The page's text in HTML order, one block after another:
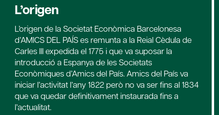
L’origen
L’origen de la Societat Econòmica Barcelonesa
d’AMICS DEL PAÍS es remunta a la Reial Cèdula de
Carles III expedida el 1775 i que va suposar la
introducció a Espanya de les Societats
Econòmiques d’Amics del País. Amics del País va
iniciar l’activitat l’any 1822 però no va ser fins al 1834
que va quedar definitivament instaurada fins a
l’actualitat.